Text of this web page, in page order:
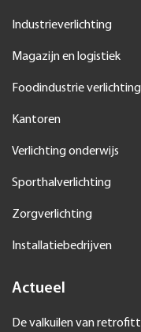
Industrieverlichting
Magazijn en logistiek
Foodindustrie verlichting
Kantoren
Verlichting onderwijs
Sporthalverlichting
Zorgverlichting
Installatiebedrijven
Actueel
De valkuilen van